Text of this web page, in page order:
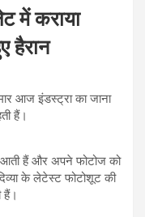
में कराया
हैरान
आज इंडस्ट्रा का जाना
हैं।
आती हैं और अपने फोटोज को
के लेटेस्ट फोटोशूट की
हैं।